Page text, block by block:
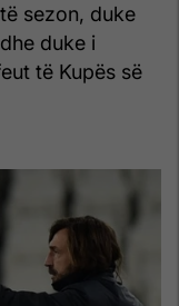
sezon, duke
duke i
të Kupës së